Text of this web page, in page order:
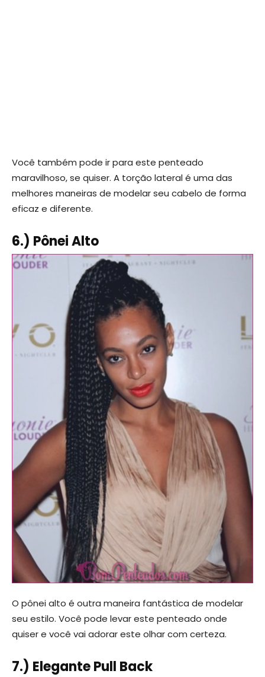
Você também pode ir para este penteado
maravilhoso, se quiser. A torção lateral é uma das
melhores maneiras de modelar seu cabelo de forma
eficaz e diferente.
6.) Pônei Alto
O pônei alto é outra maneira fantástica de modelar
seu estilo. Você pode levar este penteado onde
quiser e você vai adorar este olhar com certeza.
7.) Elegante Pull Back